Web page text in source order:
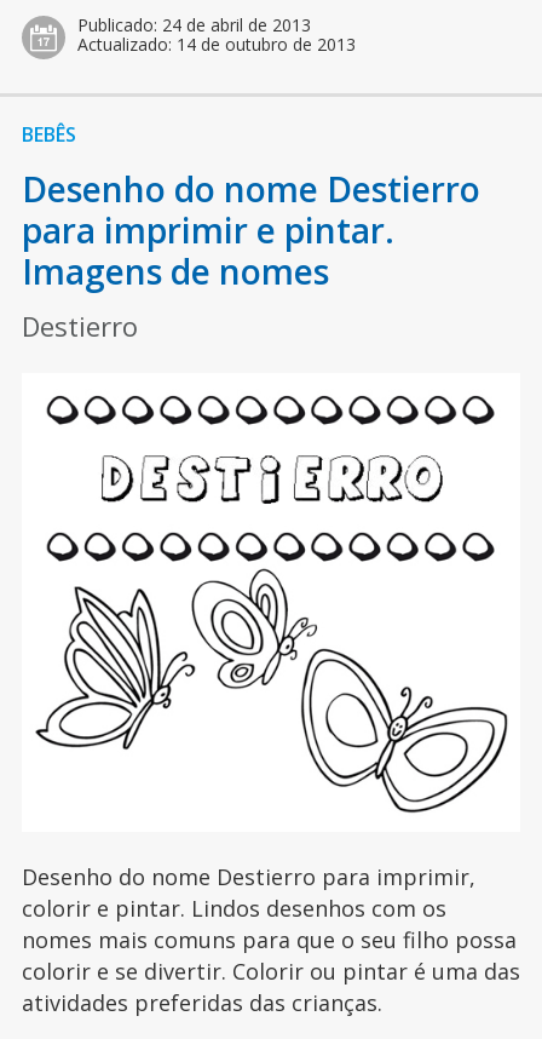
Publicado: 24 de abril de 2013
Actualizado: 14 de outubro de 2013
BEBÊS
Desenho do nome Destierro
para imprimir e pintar.
Imagens de nomes
Destierro
Desenho do nome Destierro para imprimir,
colorir e pintar. Lindos desenhos com os
nomes mais comuns para que o seu filho possa
colorir e se divertir. Colorir ou pintar é uma das
atividades preferidas das crianças.